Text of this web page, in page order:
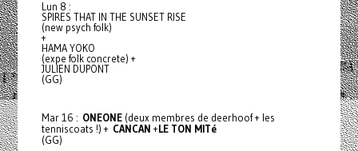
Lun 8 :
SPIRES THAT IN THE SUNSET RISE
(new psych folk)
+
HAMA YOKO
(expe folk concrete) +
JULIEN DUPONT
(GG)
Mar 16 : ONEONE(deux membres de deerhoof + les
tenniscoats !) + CANCAN+LE TON MITé
(GG)